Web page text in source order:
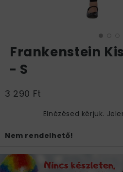
Frankenstein
- S
3 290 Ft
Elnézésed kérjük.
Nem rendelhető!